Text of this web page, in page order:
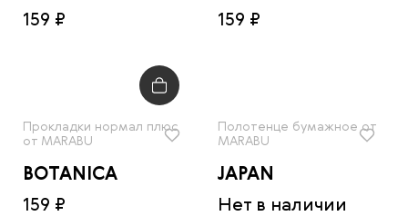
159 ₽
159 ₽
Прокладки нормал плюс
от MARABU
BOTANICA
159 ₽
Полотенце бумажное от
MARABU
JAPAN
Нет в наличии